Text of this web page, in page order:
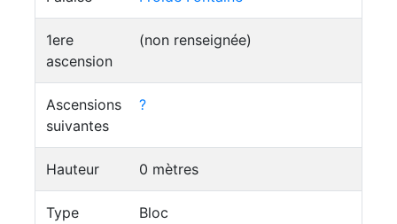
1ere
ascension
(non renseignée)
Ascensions
suivantes
?
Hauteur 0 mètres
Type
Bloc